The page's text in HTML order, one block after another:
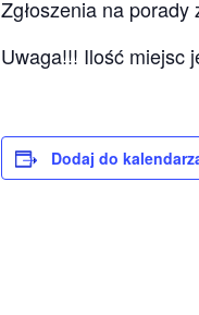
Zgłoszenia na
Uwaga!!! Ilość miejsc
Dodaj do